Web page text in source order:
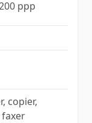
ppp
copier,
faxer